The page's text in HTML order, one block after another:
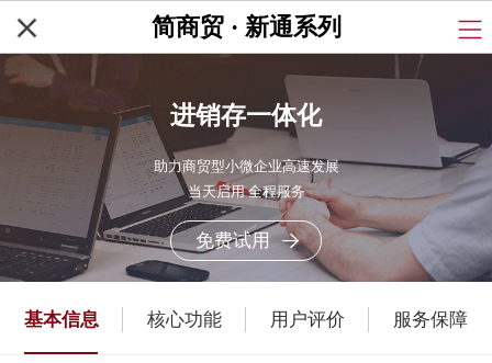
简商贸 · 新通系列
进销存一体化
助力商贸型小微企业高速发展
当天启用 全程服务
免费试用
基本信息 核心功能 用户评价 服务保障